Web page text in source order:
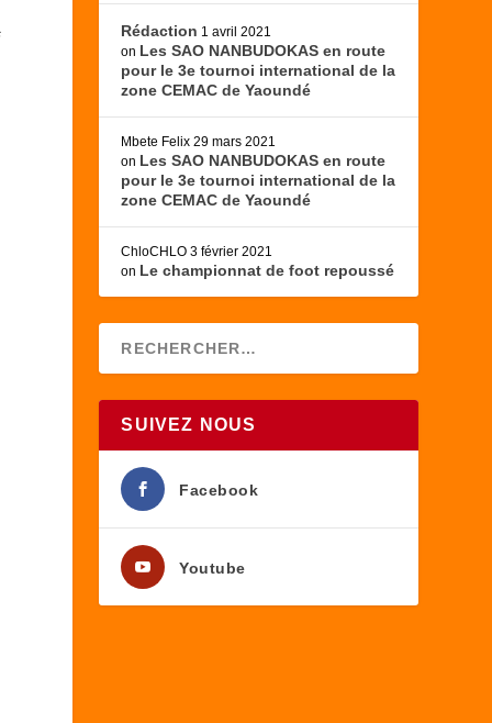
Rédaction 1 avril 2021
on Les SAO NANBUDOKAS en route
pour le 3e tournoi international de la
zone CEMAC de Yaoundé
Mbete Felix 29 mars 2021
on Les SAO NANBUDOKAS en route
pour le 3e tournoi international de la
zone CEMAC de Yaoundé
ChloCHLO 3 février 2021
on Le championnat de foot repoussé
SUIVEZ NOUS
Facebook
Youtube